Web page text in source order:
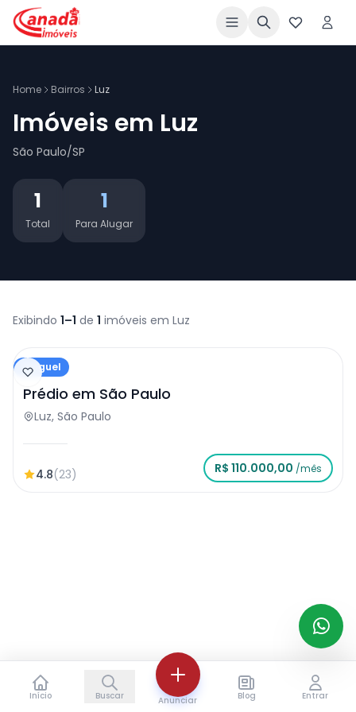
Home Bairros Luz
Imóveis em Luz
São Paulo/SP
1
Total
1
Para Alugar
Exibindo 1–1 de 1 imóveis em Luz
Aluguel
Prédio
Prédio em São Paulo
Luz, São Paulo
4.8(23) R$ 110.000,00 /mês
Início Buscar Anunciar Blog Entrar